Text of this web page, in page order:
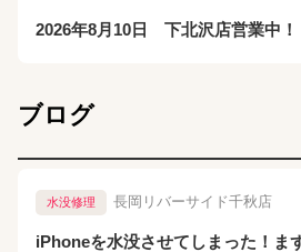
2026年8月10日 下北沢店営業中！
ブログ
水没修理 長岡リバーサイド千秋店
iPhoneを水没させてしまった！ま